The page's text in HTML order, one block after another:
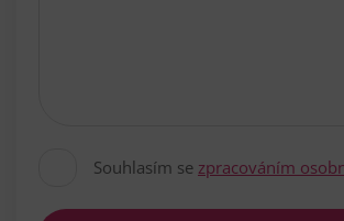
Souhlasím se zpracováním